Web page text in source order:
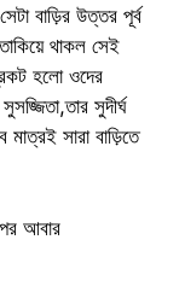
বাড়ির উত্তর পূর্ব
থাকল সেই
হলো ওদের
সুদীর্ঘ
সারা বাড়িতে
আবার